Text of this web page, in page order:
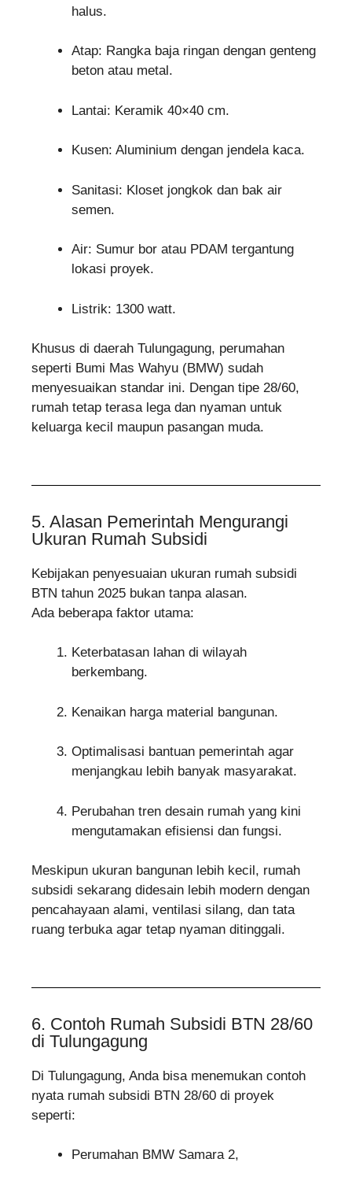
halus.
Atap: Rangka baja ringan dengan genteng
beton atau metal.
Lantai: Keramik 40×40 cm.
Kusen: Aluminium dengan jendela kaca.
Sanitasi: Kloset jongkok dan bak air
semen.
Air: Sumur bor atau PDAM tergantung
lokasi proyek.
Listrik: 1300 watt.
Khusus di daerah Tulungagung, perumahan
seperti Bumi Mas Wahyu (BMW) sudah
menyesuaikan standar ini. Dengan tipe 28/60,
rumah tetap terasa lega dan nyaman untuk
keluarga kecil maupun pasangan muda.
5. Alasan Pemerintah Mengurangi
Ukuran Rumah Subsidi
Kebijakan penyesuaian ukuran rumah subsidi
BTN tahun 2025 bukan tanpa alasan.
Ada beberapa faktor utama:
Keterbatasan lahan di wilayah
berkembang.
Kenaikan harga material bangunan.
Optimalisasi bantuan pemerintah agar
menjangkau lebih banyak masyarakat.
Perubahan tren desain rumah yang kini
mengutamakan efisiensi dan fungsi.
Meskipun ukuran bangunan lebih kecil, rumah
subsidi sekarang didesain lebih modern dengan
pencahayaan alami, ventilasi silang, dan tata
ruang terbuka agar tetap nyaman ditinggali.
6. Contoh Rumah Subsidi BTN 28/60
di Tulungagung
Di Tulungagung, Anda bisa menemukan contoh
nyata rumah subsidi BTN 28/60 di proyek
seperti:
Perumahan BMW Samara 2,